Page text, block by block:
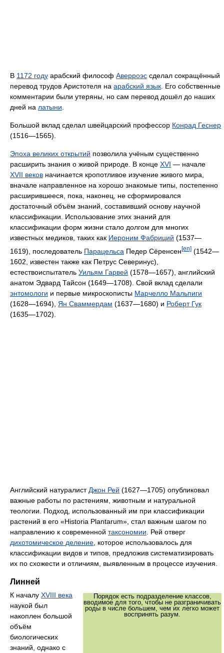
В 1172 году арабский философ Аверроэс сделал сокращённый
перевод трудов Аристотеля на арабский язык. Его собственные
комментарии были утеряны, но сам перевод дошёл до наших
дней на латыни.
Большой вклад сделал швейцарский профессор Конрад Геснер
(1516—1565).
Эпоха великих открытий позволила учёным существенно
расширить знания о живой природе. В конце XVI — начале
XVII веков начинается кропотливое изучение живого мира,
вначале направленное на хорошо знакомые типы, постепенно
расширившееся, пока, наконец, не сформировался
достаточный объём знаний, составивший основу научной
классификации. Использование этих знаний для
классификации форм жизни стало долгом для многих
известных медиков, таких как Иероним Фабриций (1537—
1619), последователь Парацельса Педер Сёренсен [en] (1542—
1602, известен также как Петрус Северинус),
естествоиспытатель Уильям Гарвей (1578—1657), английский
анатом Эдвард Тайсон (1649—1708). Свой вклад сделали
энтомологи и первые микроскописты Марчелло Мальпиги
(1628—1694), Ян Сваммердам (1637—1680) и Роберт Гук
(1635—1702).
Английский натуралист Джон Рей (1627—1705) опубликовал
важные работы по растениям, животным и натуральной
теологии. Подход, использованный им при классификации
растений в его «Historia Plantarum», стал важным шагом по
направлению к современной таксономии . Рей отверг
дихотомическое деление , которое использовалось для
классификации видов и типов, предложив систематизировать
их по схожести и отличиям, выявленным в процессе изучения.
Линней
Порядок есть подразделение классов,
вводимое для того, чтобы не разграничивать
роды в числе большем, чем их легко может
воспринять разум.
К началу XVIII века
наукой был
накоплен большой
объём
биологических
знаний, однако с